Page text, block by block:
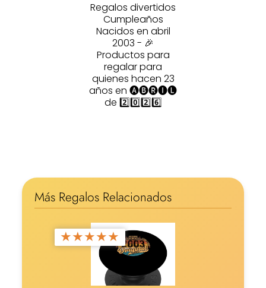
Regalos divertidos
Cumpleaños
Nacidos en abril
2003 - 🎉
Productos para
regalar para
quienes hacen 23
años en 🅐🅑🅡🅘🅛
de 2️⃣0️⃣2️⃣6️⃣
Más Regalos Relacionados
★★★★★